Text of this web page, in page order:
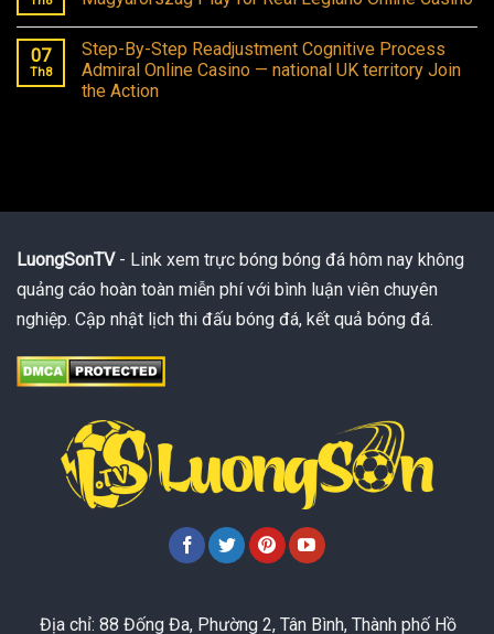
07
Th8
Step-By-Step Readjustment Cognitive Process
Admiral Online Casino — national UK territory Join
the Action
LuongSonTV- Link xem trực bóng bóng đá hôm nay không
quảng cáo hoàn toàn miễn phí với bình luận viên chuyên
nghiệp. Cập nhật lịch thi đấu bóng đá, kết quả bóng đá.
Địa chỉ: 88 Đống Đa, Phường 2, Tân Bình, Thành phố Hồ